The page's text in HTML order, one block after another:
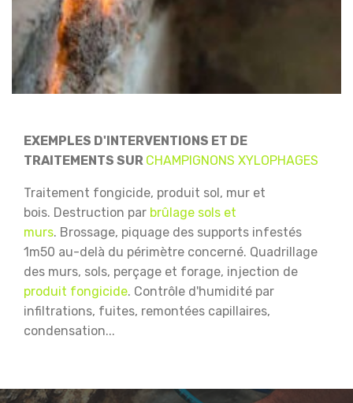
EXEMPLES D'INTERVENTIONS ET DE
TRAITEMENTS SUR CHAMPIGNONS XYLOPHAGES
Traitement fongicide, produit sol, mur et
bois. Destruction par brûlage sols et
murs. Brossage, piquage des supports infestés
1m50 au-delà du périmètre concerné. Quadrillage
des murs, sols, perçage et forage, injection de
produit fongicide. Contrôle d'humidité par
infiltrations, fuites, remontées capillaires,
condensation...